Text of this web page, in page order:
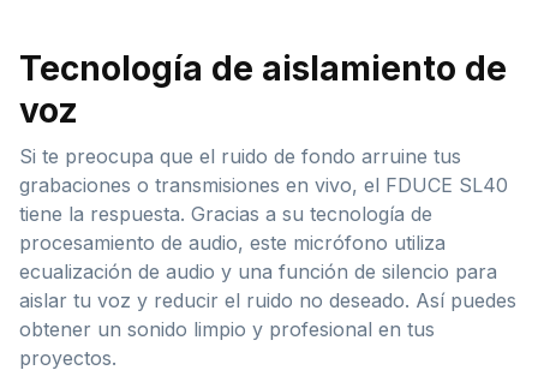
Tecnología de aislamiento de
voz
Si te preocupa que el ruido de fondo arruine tus
grabaciones o transmisiones en vivo, el FDUCE SL40
tiene la respuesta. Gracias a su tecnología de
procesamiento de audio, este micrófono utiliza
ecualización de audio y una función de silencio para
aislar tu voz y reducir el ruido no deseado. Así puedes
obtener un sonido limpio y profesional en tus
proyectos.